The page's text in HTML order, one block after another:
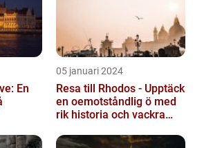
En
05 januari 2024
Resa till Rhodos - Upptäck
en oemotståndlig ö med
rik historia och vackra